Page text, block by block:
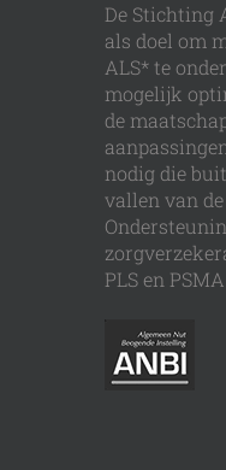
De Stichting
als doel om
ALS* te
mogelijk
de
nodig die
vallen van
PLS en PSMA